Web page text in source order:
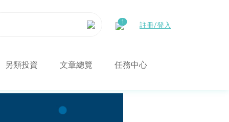
註冊/登入
另類投資 文章總覽 任務中心